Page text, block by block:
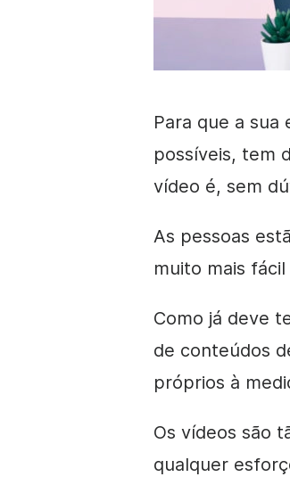
Para que a sua
possíveis, tem
vídeo é, sem
As pessoas
muito mais
Como já deve
de conteúdos
próprios à
Os vídeos são
qualquer